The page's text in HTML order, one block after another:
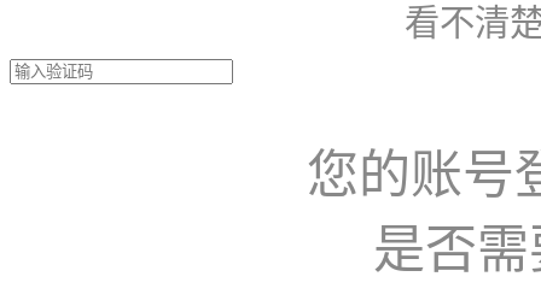
看不清
您的账号
是否